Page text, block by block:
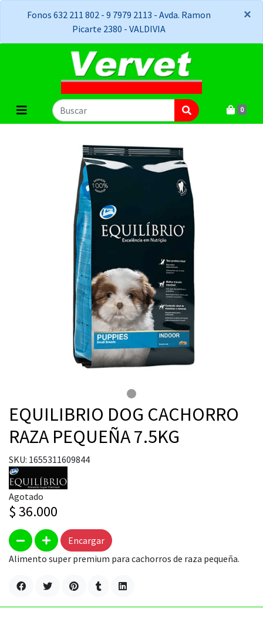
Fonos 632 211 802 - 9 7979 2113 - Avda. Ramon
Picarte 2380 - VALDIVIA
×
×
0
EQUILIBRIO DOG CACHORRO
RAZA PEQUEÑA 7.5KG
SKU: 1655311609844
Agotado
$ 36.000
Encargar
Alimento super premium para cachorros de raza pequeña.